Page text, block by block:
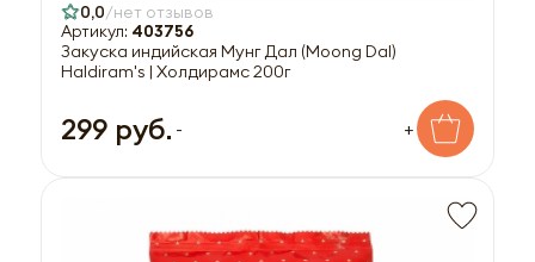
0,0 нет отзывов
Артикул: 403756
Закуска индийская Мунг Дал (Moong Dal)
Haldiram's | Холдирамс 200г
299 руб. - +